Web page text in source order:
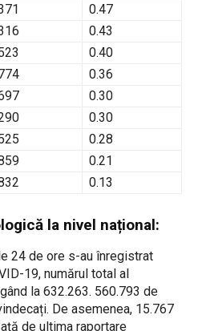
0.47
0.43
0.40
0.36
0.30
0.30
0.28
0.21
0.13
la nivel național:
24 de ore s-au înregistrat
19, numărul total al
la 632.263. 560.793 de
De asemenea, 15.767
de ultima raportare